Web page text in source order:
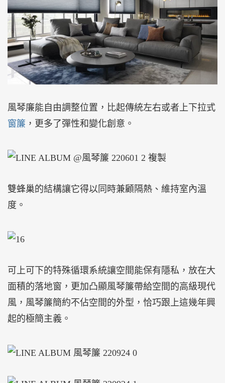
風琴廉能自由調整位置，比起傳統左右或者上下拉式
窗簾 ，更多了彈性和變化創意。
雙蜂巢的結構讓它得以同時兼顧隔熱、維持室內溫
度。
可上可下的特殊循環系統讓空間能保有隱私，放在大
面積的落地窗，更加凸顯風琴簾帶給空間的高級現代
風，風琴簾簡約不佔空間的外型，恰巧跟上這幾年興
起的極簡主義。